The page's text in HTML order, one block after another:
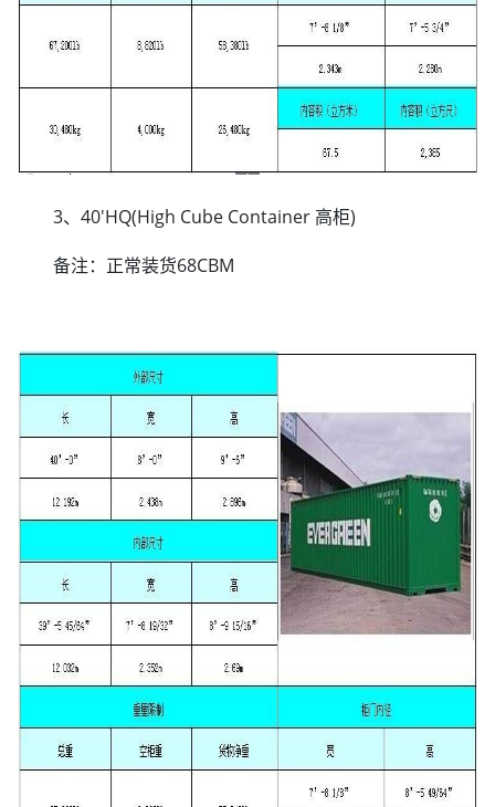
3、40'HQ(High Cube Container 高柜)
备注：正常装货68CBM